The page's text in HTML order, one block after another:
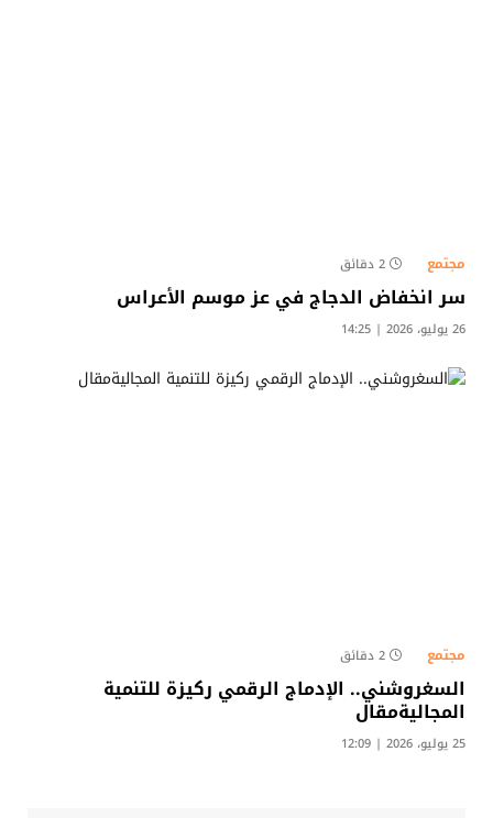
مجتمع 2 دقائق
سر انخفاض الدجاج في عز موسم الأعراس
26 يوليو، 2026 | 14:25
مجتمع 2 دقائق
السغروشني.. الإدماج الرقمي ركيزة للتنمية
المجاليةمقال
25 يوليو، 2026 | 12:09